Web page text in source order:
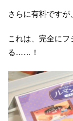
さらに有料ですが
これは、完全に
る……！